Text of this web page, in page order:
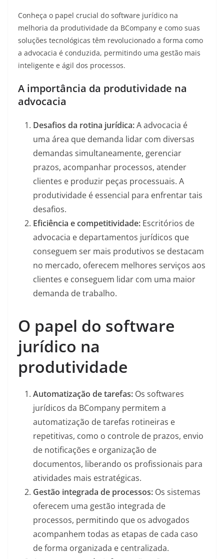
Conheça o papel crucial do software jurídico na
melhoria da produtividade da BCompany e como suas
soluções tecnológicas têm revolucionado a forma como
a advocacia é conduzida, permitindo uma gestão mais
inteligente e ágil dos processos.
A importância da produtividade na
advocacia
Desafios da rotina jurídica:A advocacia é
uma área que demanda lidar com diversas
demandas simultaneamente, gerenciar
prazos, acompanhar processos, atender
clientes e produzir peças processuais. A
produtividade é essencial para enfrentar tais
desafios.
Eficiência e competitividade: Escritórios de
advocacia e departamentos jurídicos que
conseguem ser mais produtivos se destacam
no mercado, oferecem melhores serviços aos
clientes e conseguem lidar com uma maior
demanda de trabalho.
O papel do software
jurídico na
produtividade
Automatização de tarefas: Os softwares
jurídicos da BCompany permitem a
automatização de tarefas rotineiras e
repetitivas, como o controle de prazos, envio
de notificações e organização de
documentos, liberando os profissionais para
atividades mais estratégicas.
Gestão integrada de processos: Os sistemas
oferecem uma gestão integrada de
processos, permitindo que os advogados
acompanhem todas as etapas de cada caso
de forma organizada e centralizada.